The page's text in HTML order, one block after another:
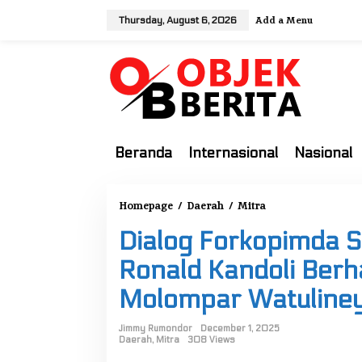
Thursday, August 6, 2026 Add a Menu
Beranda Internasional Nasional
Homepage / Daerah / Mitra
a
l
o
g
o
Dialog Forkopimda
Ronald Kandoli
Molompar
Jimmy Rumondor
December 1, 2025
Daerah, Mitra 308 Views